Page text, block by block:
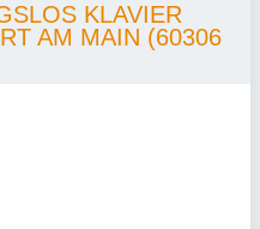
KLAVIER
AM MAIN (60306